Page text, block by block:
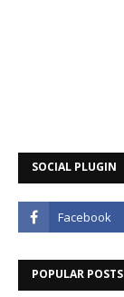
SOCIAL PLUGIN
POPULAR POSTS